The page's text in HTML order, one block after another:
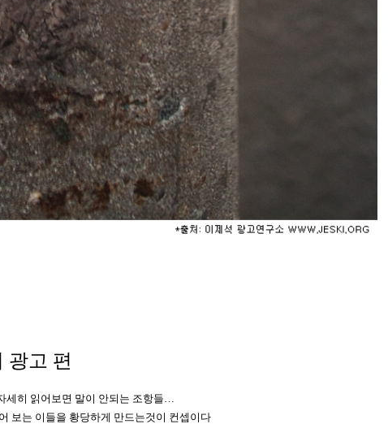
광고 편
세히 읽어보면 말이 안되는 조항들…
보는 이들을 황당하게 만드는것이 컨셉이다